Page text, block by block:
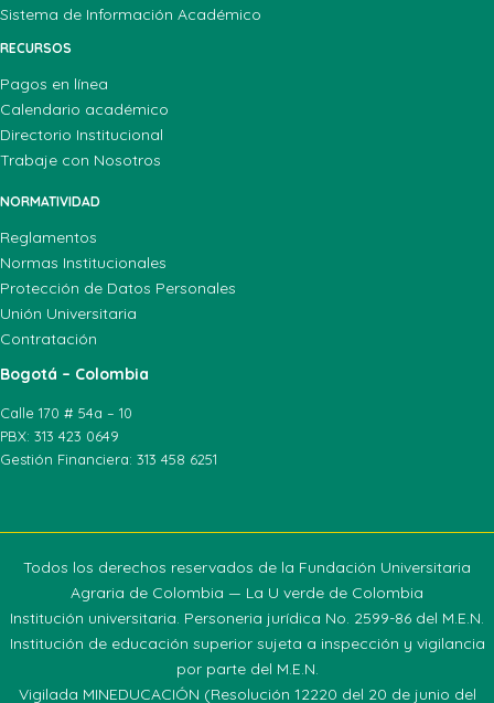
Sistema de Información Académico
RECURSOS
Pagos en línea
Calendario académico
Directorio Institucional
Trabaje con Nosotros
NORMATIVIDAD
Reglamentos
Normas Institucionales
Protección de Datos Personales
Unión Universitaria
Contratación
Bogotá – Colombia
Calle 170 # 54a – 10
PBX: 313 423 0649
Gestión Financiera: 313 458 6251
Todos los derechos reservados de la Fundación Universitaria
Agraria de Colombia — La U verde de Colombia
Institución universitaria. Personeria jurídica No. 2599-86 del M.E.N.
Institución de educación superior sujeta a inspección y vigilancia
por parte del M.E.N.
Vigilada MINEDUCACIÓN (Resolución 12220 del 20 de junio del